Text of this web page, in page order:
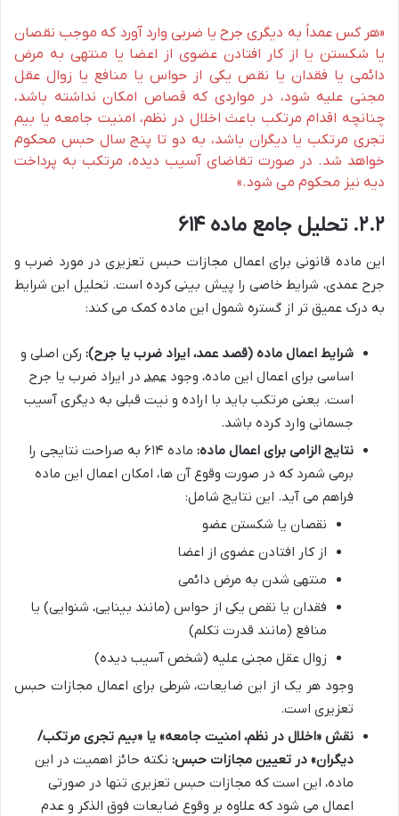
«هر کس عمداً به دیگری جرح یا ضربی وارد آورد که موجب نقصان
یا شکستن یا از کار افتادن عضوی از اعضا یا منتهی به مرض
دائمی یا فقدان یا نقص یکی از حواس یا منافع یا زوال عقل
مجنی علیه شود، در مواردی که قصاص امکان نداشته باشد،
چنانچه اقدام مرتکب باعث اخلال در نظم، امنیت جامعه یا بیم
تجری مرتکب یا دیگران باشد، به دو تا پنج سال حبس محکوم
خواهد شد. در صورت تقاضای آسیب دیده، مرتکب به پرداخت
دیه نیز محکوم می شود.»
۲.۲. تحلیل جامع ماده ۶۱۴
این ماده قانونی برای اعمال مجازات حبس تعزیری در مورد ضرب و
جرح عمدی، شرایط خاصی را پیش بینی کرده است. تحلیل این شرایط
به درک عمیق تر از گستره شمول این ماده کمک می کند:
شرایط اعمال ماده (قصد عمد، ایراد ضرب یا جرح): رکن اصلی و
اساسی برای اعمال این ماده، وجود عمد در ایراد ضرب یا جرح
است. یعنی مرتکب باید با اراده و نیت قبلی به دیگری آسیب
جسمانی وارد کرده باشد.
نتایج الزامی برای اعمال ماده:
ماده ۶۱۴ به صراحت نتایجی را
برمی شمرد که در صورت وقوع آن ها، امکان اعمال این ماده
فراهم می آید. این نتایج شامل:
نقصان یا شکستن عضو
از کار افتادن عضوی از اعضا
منتهی شدن به مرض دائمی
فقدان یا نقص یکی از حواس (مانند بینایی، شنوایی) یا
منافع (مانند قدرت تکلم)
زوال عقل مجنی علیه (شخص آسیب دیده)
وجود هر یک از این ضایعات، شرطی برای اعمال مجازات حبس
تعزیری است.
نقش «اخلال در نظم، امنیت جامعه» یا «بیم تجری مرتکب/
دیگران» در تعیین مجازات حبس: نکته حائز اهمیت در این
ماده، این است که مجازات حبس تعزیری تنها در صورتی
اعمال می شود که علاوه بر وقوع ضایعات فوق الذکر و عدم